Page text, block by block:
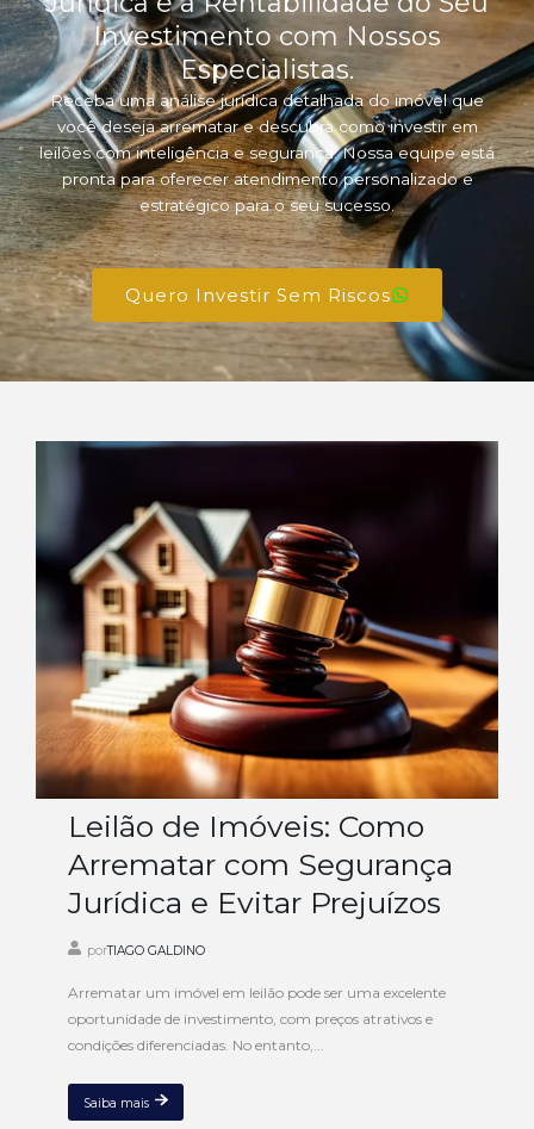
Investimento com Nossos
Especialistas.
Receba uma análise jurídica detalhada do imóvel que
você deseja arrematar e descubra como investir em
leilões com inteligência e segurança. Nossa equipe está
pronta para oferecer atendimento personalizado e
estratégico para o seu sucesso.
Quero Investir Sem Riscos
Leilão de Imóveis: Como
Arrematar com Segurança
Jurídica e Evitar Prejuízos
porTIAGO GALDINO
Arrematar um imóvel em leilão pode ser uma excelente
oportunidade de investimento, com preços atrativos e
condições diferenciadas. No entanto,...
Saiba mais